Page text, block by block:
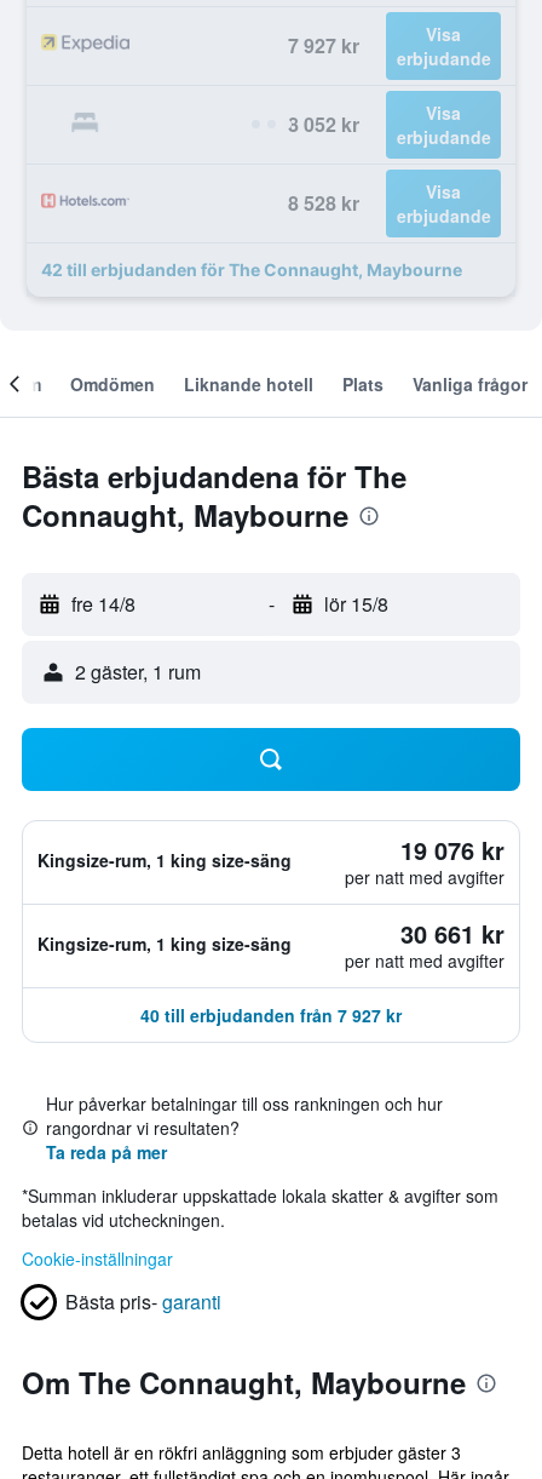
7 927 kr
Visa
erbjudande
8 052 kr
Visa
erbjudande
8 528 kr
Visa
erbjudande
42 till erbjudanden för The Connaught, Maybourne
Om Omdömen Liknande hotell Plats Vanliga frågor
Bästa erbjudandena för The
Connaught, Maybourne
fre 14/8 - lör 15/8
2 gäster, 1 rum
Kingsize-rum, 1 king size-säng 19 076 kr
per natt med avgifter
Kingsize-rum, 1 king size-säng 30 661 kr
per natt med avgifter
40 till erbjudanden från 7 927 kr
Hur påverkar betalningar till oss rankningen och hur
rangordnar vi resultaten?
Ta reda på mer
*Summan inkluderar uppskattade lokala skatter & avgifter som
betalas vid utcheckningen.
Cookie-inställningar
Bästa pris-garanti
Om The Connaught, Maybourne
Detta hotell är en rökfri anläggning som erbjuder gäster 3